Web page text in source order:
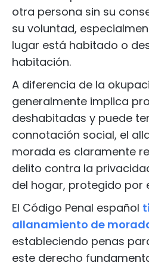
otra persona sin su
su voluntad,
lugar está habitado o
habitación.
A diferencia de la
generalmente implica
deshabitadas y puede
connotación social, el
morada es claramente
delito contra la
del hogar, protegido por
El Código Penal español
allanamiento de
estableciendo penas
este derecho